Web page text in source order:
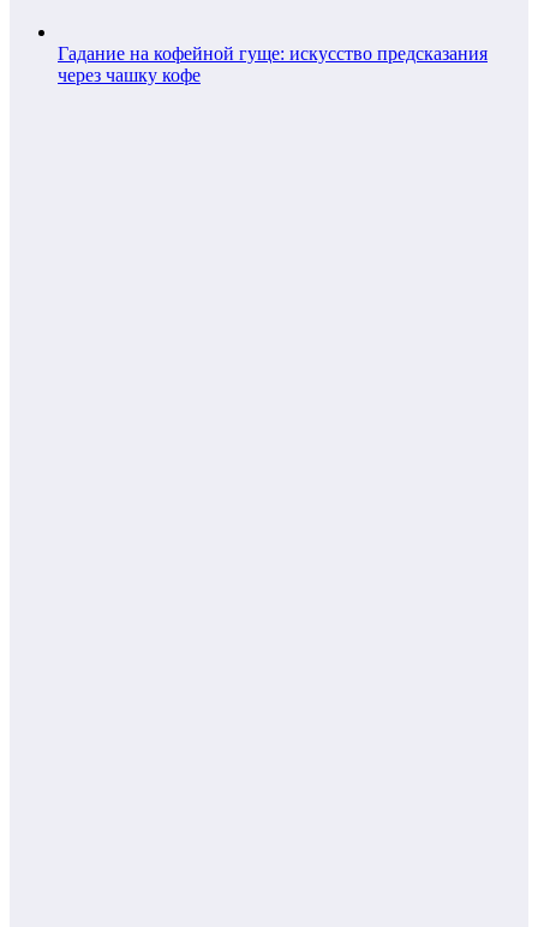
Гадание на кофейной гуще: искусство предсказания
через чашку кофе